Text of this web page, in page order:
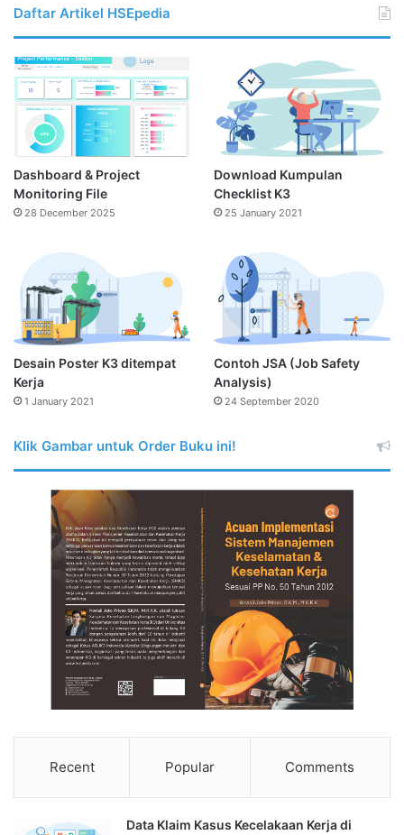
Daftar Artikel HSEpedia
Dashboard & Project
Monitoring File
28 December 2025
Download Kumpulan
Checklist K3
25 January 2021
Desain Poster K3 ditempat
Kerja
1 January 2021
Contoh JSA (Job Safety
Analysis)
24 September 2020
Klik Gambar untuk Order Buku ini!
Recent Popular Comments
Data Klaim Kasus Kecelakaan Kerja di